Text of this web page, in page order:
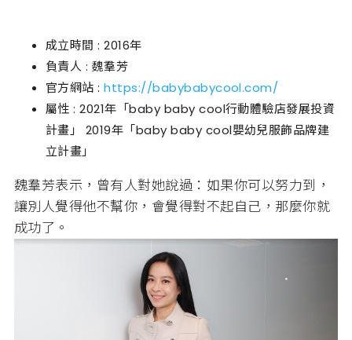
成立時間 : 2016年
負責人 : 魏羣芳
官方網站 :https://babybabycool.com/
屬性 : 2021年「baby baby cool行動體驗店發展投資
計畫」 2019年「baby baby cool嬰幼兒服飾品牌建
立計畫」
魏羣芳表示，曾有人對她說過：如果你可以努力到，
讓別人覺得他不幫你，會覺得對不起自己，那麼你就
成功了。